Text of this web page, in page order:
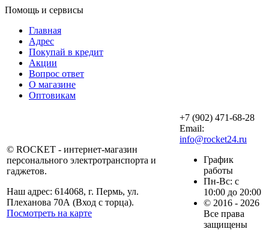
Помощь и сервисы
Главная
Адрес
Покупай в кредит
Акции
Вопрос ответ
О магазине
Оптовикам
© ROCKET - интернет-магазин
персонального электротранспорта и
гаджетов.
Наш адрес: 614068, г. Пермь, ул.
Плеханова 70А (Вход с торца).
Посмотреть на карте
+7 (902) 471-68-28
Email:
info@rocket24.ru
График
работы
Пн-Вс: с
10:00 до 20:00
© 2016 - 2026
Все права
защищены